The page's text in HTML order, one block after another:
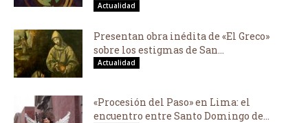
Actualidad
Presentan obra inédita de «El Greco»
sobre los estigmas de San...
Actualidad
«Procesión del Paso» en Lima: el
encuentro entre Santo Domingo de...